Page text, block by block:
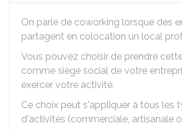
On parle de coworking lorsque des
partagent en colocation un local
Vous pouvez choisir de prendre
comme siège social de votre
exercer votre activité.
Ce choix peut s'appliquer à tous les
d'activités (commerciale, artisanale